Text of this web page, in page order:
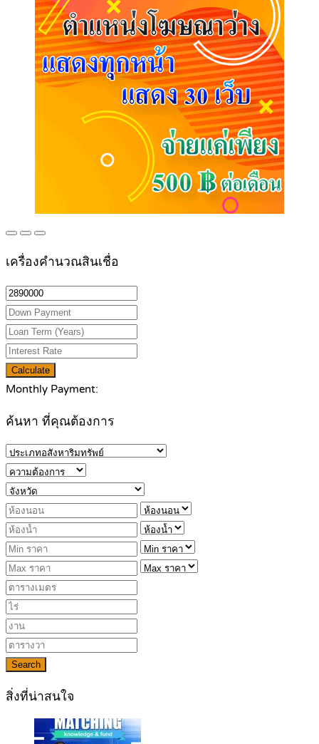
เครื่องคำนวณสินเชื่อ
Calculate
Monthly Payment:
ค้นหา ที่คุณต้องการ
Search
สิ่งที่น่าสนใจ